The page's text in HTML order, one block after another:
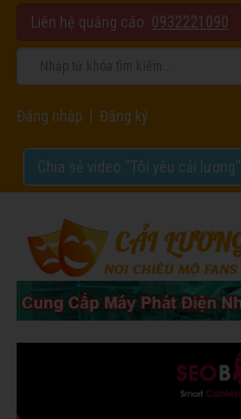
Liên hệ quảng cáo: 0932221090
Đăng nhập Đăng ký
Chia sẻ video "Tôi yêu cải lương".